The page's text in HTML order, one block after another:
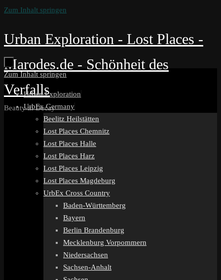
Zum Inhalt springen
Urban Exploration - Lost Places -
Marodes.de - Schönheit des
Verfalls
Beauty in Decay
Zum Inhalt springen
Urban Exploration
UrbEx Germany
Beelitz Heilstätten
Lost Places Chemnitz
Lost Places Halle
Lost Places Harz
Lost Places Leipzig
Lost Places Magdeburg
UrbEx Cross Country
Baden-Württemberg
Bayern
Berlin Brandenburg
Mecklenburg Vorpommern
Niedersachsen
Sachsen-Anhalt